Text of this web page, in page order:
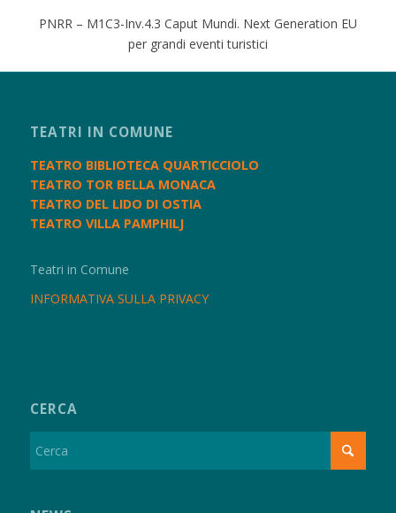
PNRR – M1C3-Inv.4.3 Caput Mundi. Next Generation EU
per grandi eventi turistici
TEATRI IN COMUNE
TEATRO BIBLIOTECA QUARTICCIOLO
TEATRO TOR BELLA MONACA
TEATRO DEL LIDO DI OSTIA
TEATRO VILLA PAMPHILJ
Teatri in Comune
INFORMATIVA SULLA PRIVACY
CERCA